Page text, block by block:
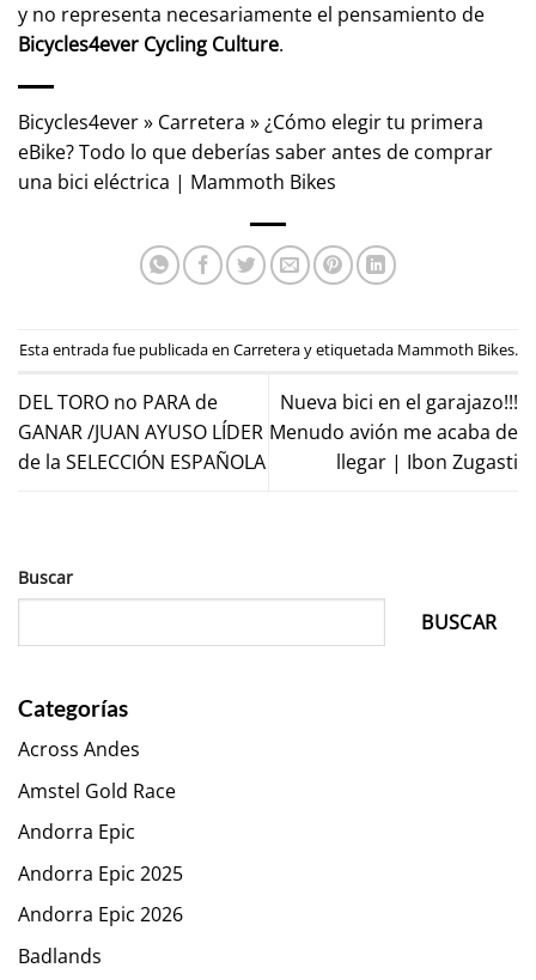
y no representa necesariamente el pensamiento de
Bicycles4ever Cycling Culture.
Bicycles4ever» Carretera »¿Cómo elegir tu primera
eBike? Todo lo que deberías saber antes de comprar
una bici eléctrica | Mammoth Bikes
Esta entrada fue publicada en Carreteray etiquetada Mammoth Bikes.
DEL TORO no PARA de
GANAR /JUAN AYUSO LÍDER
de la SELECCIÓN ESPAÑOLA
Nueva bici en el garajazo!!!
Menudo avión me acaba de
llegar | Ibon Zugasti
Buscar
BUSCAR
Categorías
Across Andes
Amstel Gold Race
Andorra Epic
Andorra Epic 2025
Andorra Epic 2026
Badlands